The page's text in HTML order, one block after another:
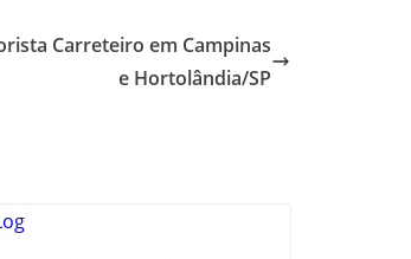
Carreteiro em Campinas
e Hortolândia/SP